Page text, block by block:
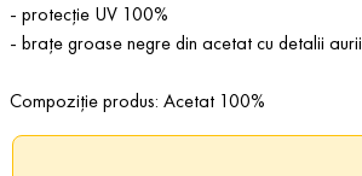
- protecție UV 100%
- brațe groase negre din acetat cu detalii aurii
Compoziție produs: Acetat 100%